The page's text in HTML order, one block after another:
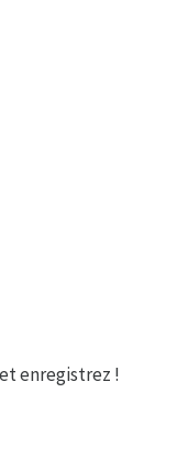
enregistrez !